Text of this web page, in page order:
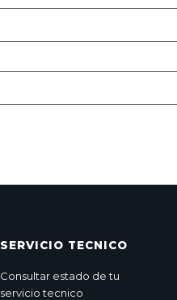
SERVICIO TECNICO
Consultar estado de tu
servicio tecnico